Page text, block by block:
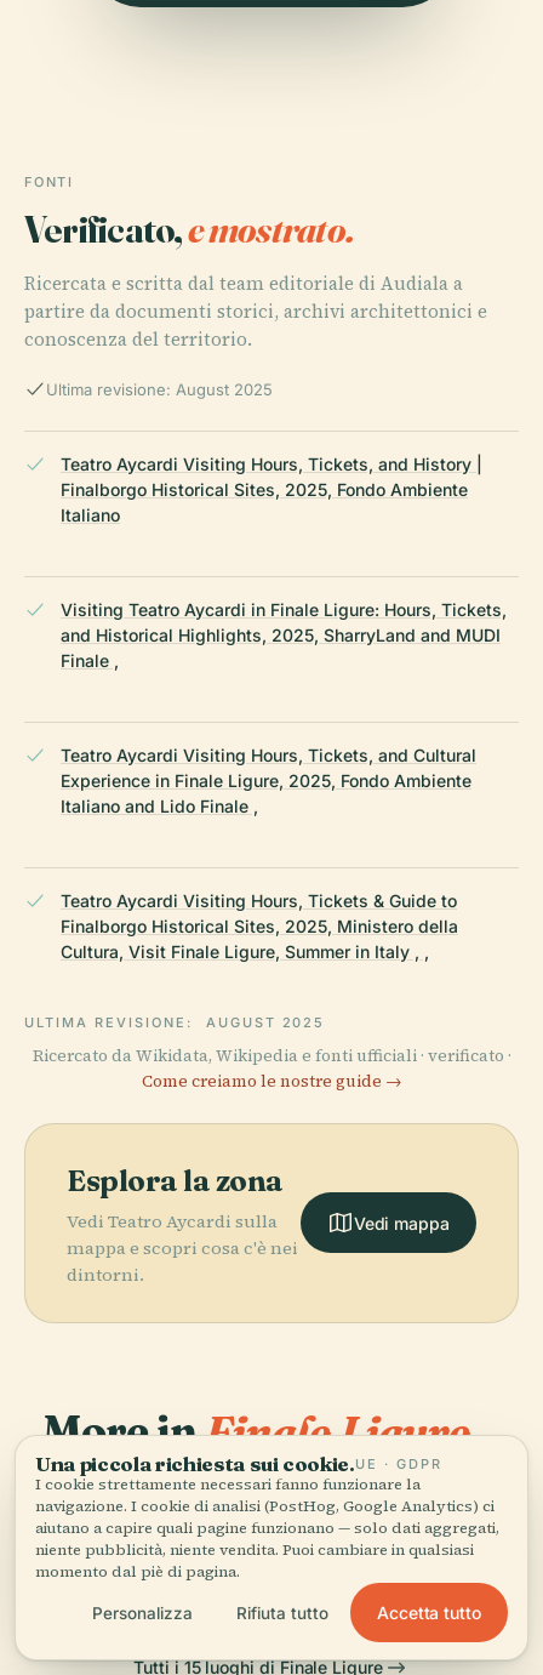
FONTI
Verificato,e mostrato.
Ricercata e scritta dal team editoriale di Audiala a
partire da documenti storici, archivi architettonici e
conoscenza del territorio.
Ultima revisione: August 2025
Teatro Aycardi Visiting Hours, Tickets, and History |
Finalborgo Historical Sites, 2025, Fondo Ambiente
Italiano
Visiting Teatro Aycardi in Finale Ligure: Hours, Tickets,
and Historical Highlights, 2025, SharryLand and MUDI
Finale ,
Teatro Aycardi Visiting Hours, Tickets, and Cultural
Experience in Finale Ligure, 2025, Fondo Ambiente
Italiano and Lido Finale ,
Teatro Aycardi Visiting Hours, Tickets & Guide to
Finalborgo Historical Sites, 2025, Ministero della
Cultura, Visit Finale Ligure, Summer in Italy , ,
ULTIMA REVISIONE: AUGUST 2025
Ricercato da Wikidata, Wikipedia e fonti ufficiali · verificato ·
Come creiamo le nostre guide →
Esplora la zona
Vedi Teatro Aycardi sulla
mappa e scopri cosa c'è nei
dintorni.
Vedi mappa
More inFinale Ligure.
15 luoghi da scoprire — alcuni da abbinare.
PLACE
Caverna delle
Arene Candide
PLACE
Grotte di
Borgio Verezzi
PLACE
Vezzi Portio
PLACE
Castel Gavone
Tutti i 15 luoghi di Finale Ligure
Una piccola richiesta sui cookie.UE · GDPR
I cookie strettamente necessari fanno funzionare la
navigazione. I cookie di analisi (PostHog, Google Analytics) ci
aiutano a capire quali pagine funzionano — solo dati aggregati,
niente pubblicità, niente vendita. Puoi cambiare in qualsiasi
momento dal piè di pagina.
Personalizza Rifiuta tutto Accetta tutto